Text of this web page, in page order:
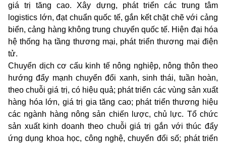
giá trị tăng cao. Xây dựng, phát triển các trung tâm
logistics lớn, đạt chuẩn quốc tế, gắn kết chặt chẽ với cảng
biển, cảng hàng không trung chuyển quốc tế. Hiện đại hóa
hệ thống hạ tầng thương mại, phát triển thương mại điện
tử.
Chuyển dịch cơ cấu kinh tế nông nghiệp, nông thôn theo
hướng đẩy mạnh chuyển đổi xanh, sinh thái, tuần hoàn,
theo chuỗi giá trị, có hiệu quả; phát triển các vùng sản xuất
hàng hóa lớn, giá trị gia tăng cao; phát triển thương hiệu
các ngành hàng nông sản chiến lược, chủ lực. Tổ chức
sản xuất kinh doanh theo chuỗi giá trị gắn với thúc đẩy
ứng dụng khoa học, công nghệ, chuyển đổi số; phát triển